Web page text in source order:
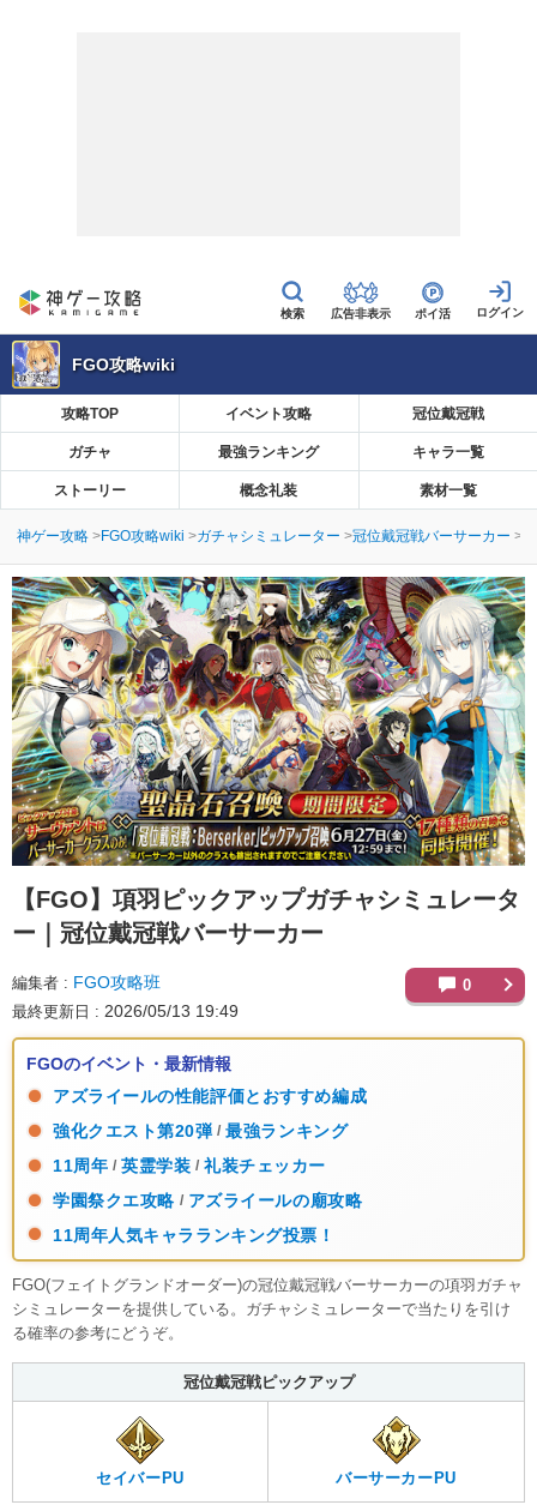
広告非表示 ポイ活
FGO攻略wiki
攻略TOP イベント攻略 冠位戴冠戦
ガチャ 最強ランキング キャラ一覧
ストーリー 概念礼装 素材一覧
神ゲー攻略 FGO攻略wiki ガチャシミュレーター 冠位戴冠戦バーサーカー
【FGO】 項羽ピックアップガチャシミュレータ
ー｜冠位戴冠戦バーサーカー
編集者 FGO攻略班
最終更新日 2026/05/13 19:49
0
FGOのイベント・最新情報
アズライールの性能評価とおすすめ編成
強化クエスト第20弾 / 最強ランキング
11周年 / 英霊学装 / 礼装チェッカー
学園祭クエ攻略 / アズライールの廟攻略
11周年人気キャラランキング投票！
FGO(フェイトグランドオーダー)の冠位戴冠戦バーサーカーの項羽ガチャ
シミュレーターを提供している。ガチャシミュレーターで当たりを引け
る確率の参考にどうぞ。
冠位戴冠戦ピックアップ
セイバーPU バーサーカーPU